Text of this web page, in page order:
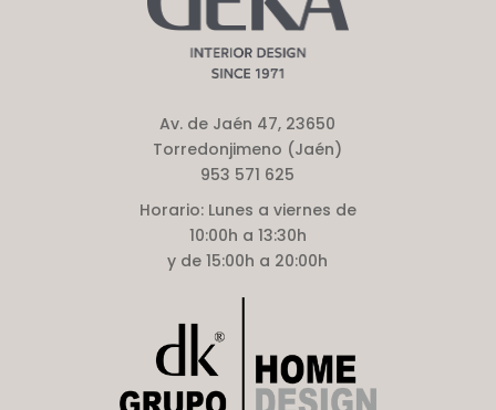
Av. de Jaén 47, 23650
Torredonjimeno (Jaén)
953 571 625
Horario:Lunes a viernes de
10:00h a 13:30h
y de 15:00h a 20:00h